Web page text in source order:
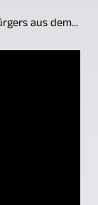
aus dem...